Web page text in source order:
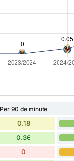
Per 90 de minute
0.18
0.36
0